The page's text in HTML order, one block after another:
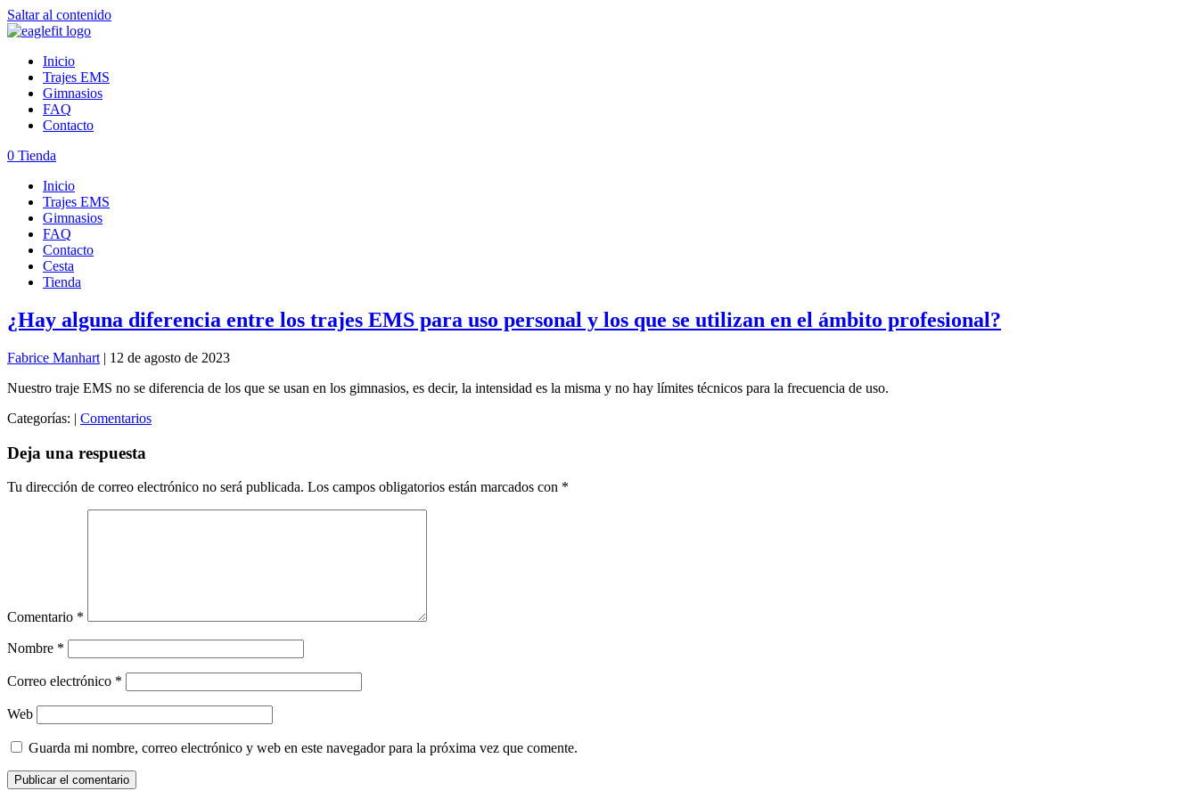
Saltar al contenido
Inicio
Trajes EMS
Gimnasios
FAQ
Contacto
0 Tienda
Inicio
Trajes EMS
Gimnasios
FAQ
Contacto
Cesta
Tienda
¿Hay alguna diferencia entre los trajes EMS para uso personal y los que se utilizan en el ámbito profesional?
Fabrice Manhart | 12 de agosto de 2023
Nuestro traje EMS no se diferencia de los que se usan en los gimnasios, es decir, la intensidad es la misma y no hay límites técnicos para la frecuencia de uso.
Categorías: | Comentarios
Deja una respuesta
Tu dirección de correo electrónico no será publicada. Los campos obligatorios están marcados con *
Comentario *
Nombre *
Correo electrónico *
Web
Guarda mi nombre, correo electrónico y web en este navegador para la próxima vez que comente.